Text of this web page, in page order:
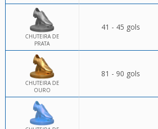
CHUTEIRA DE
PRATA
41 - 45 gols
CHUTEIRA DE
OURO
81 - 90 gols